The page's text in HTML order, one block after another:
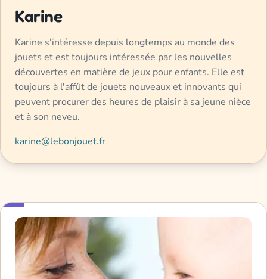
Karine
Karine s'intéresse depuis longtemps au monde des
jouets et est toujours intéressée par les nouvelles
découvertes en matière de jeux pour enfants. Elle est
toujours à l'affût de jouets nouveaux et innovants qui
peuvent procurer des heures de plaisir à sa jeune nièce
et à son neveu.
karine@lebonjouet.fr